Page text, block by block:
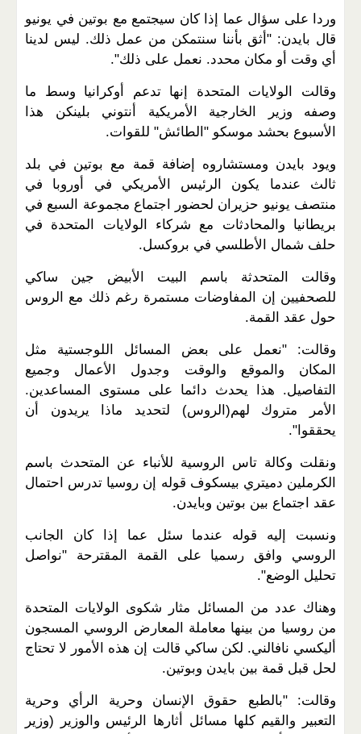
وردا على سؤال عما إذا كان سيجتمع مع بوتين في يونيو
قال بايدن: "أثق بأننا سنتمكن من عمل ذلك. ليس لدينا
أي وقت أو مكان محدد. نعمل على ذلك".
وقالت الولايات المتحدة إنها تدعم أوكرانيا وسط ما
وصفه وزير الخارجية الأمريكية أنتوني بلينكن هذا
الأسبوع بحشد موسكو "الطائش" للقوات.
ويود بايدن ومستشاروه إضافة قمة مع بوتين في بلد
ثالث عندما يكون الرئيس الأمريكي في أوروبا في
منتصف يونيو حزيران لحضور اجتماع مجموعة السبع في
بريطانيا والمحادثات مع شركاء الولايات المتحدة في
حلف شمال الأطلسي في بروكسل.
وقالت المتحدثة باسم البيت الأبيض جين ساكي
للصحفيين إن المفاوضات مستمرة رغم ذلك مع الروس
حول عقد القمة.
وقالت: "نعمل على بعض المسائل اللوجستية مثل
المكان والموقع والوقت وجدول الأعمال وجميع
التفاصيل. هذا يحدث دائما على مستوى المساعدين.
الأمر متروك لهم(الروس) لتحديد ماذا يريدون أن
يحققوا".
ونقلت وكالة تاس الروسية للأنباء عن المتحدث باسم
الكرملين دميتري بيسكوف قوله إن روسيا تدرس احتمال
عقد اجتماع بين بوتين وبايدن.
ونسبت إليه قوله عندما سئل عما إذا كان الجانب
الروسي وافق رسميا على القمة المقترحة "نواصل
تحليل الوضع".
وهناك عدد من المسائل مثار شكوى الولايات المتحدة
من روسيا من بينها معاملة المعارض الروسي المسجون
أليكسي نافالني. لكن ساكي قالت إن هذه الأمور لا تحتاج
لحل قبل قمة بين بايدن وبوتين.
وقالت: "بالطبع حقوق الإنسان وحرية الرأي وحرية
التعبير والقيم كلها مسائل أثارها الرئيس والوزير (وزير